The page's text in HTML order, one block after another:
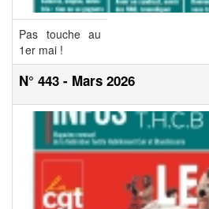
Pas touche au
1er mai !
N° 443 - Mars 2026